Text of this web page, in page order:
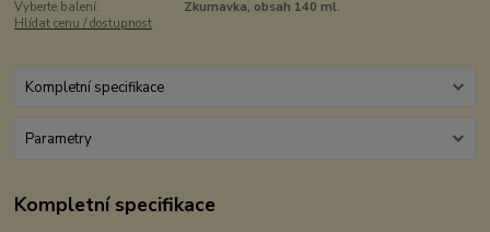
Vyberte balení:
Zkumavka, obsah 140 ml.
Hlídat cenu / dostupnost
Kompletní specifikace
Parametry
Kompletní specifikace